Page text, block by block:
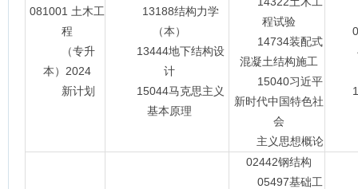
081001 土木工
程
（专升
本）2024
新计划
13188结构力学
（本）
13444地下结构设
计
15044马克思主义
基本原理
程试验
14734装配式
混凝土结构施工
15040习近平
新时代中国特色社
会
主义思想概论
02442钢结构
05497基础工